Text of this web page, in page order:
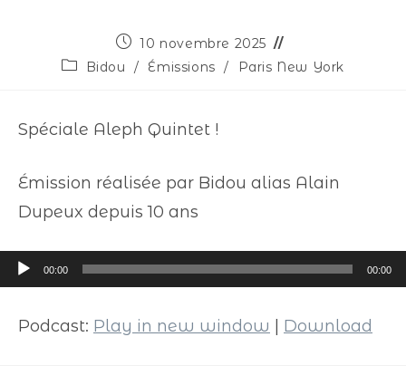
10 novembre 2025
Bidou
/ Émissions / Paris New York
Spéciale Aleph Quintet !
Émission réalisée par Bidou alias Alain
Dupeux depuis 10 ans
Lecteur
audio
00:00 00:00
Podcast: Play in new window Download